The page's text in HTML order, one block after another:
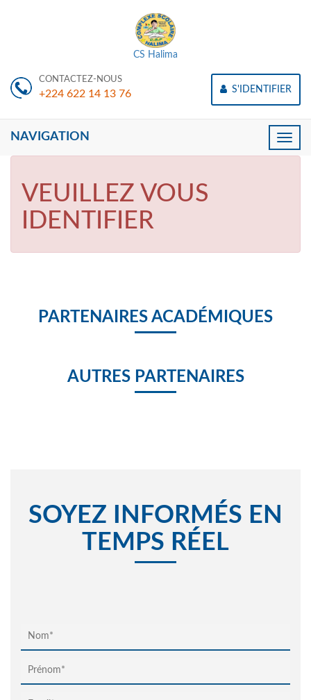
CS Halima
CONTACTEZ-NOUS
+224 622 14 13 76 S'IDENTIFIER
Toggle
NAVIGATION
VEUILLEZ VOUS
IDENTIFIER
PARTENAIRES ACADÉMIQUES
AUTRES PARTENAIRES
SOYEZ INFORMÉS EN
TEMPS RÉEL